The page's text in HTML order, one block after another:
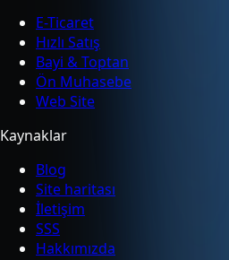
E-Ticaret
Hızlı Satış
Bayi & Toptan
Ön Muhasebe
Web Site
Kaynaklar
Blog
Site haritası
İletişim
SSS
Hakkımızda